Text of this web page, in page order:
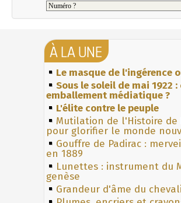
À LA UNE
Le masque de l'ingérence
Sous le soleil de mai 1922
emballement médiatique ?
L'élite contre le peuple
Mutilation de l'Histoire de
pour glorifier le monde
Gouffre de Padirac :
en 1889
Lunettes : instrument du
genèse
Grandeur d'âme du